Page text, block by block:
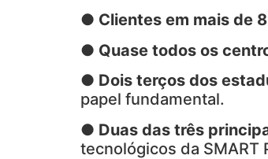
● Clientes em mais de
● Quase todos os
● Dois terços dos
papel fundamental.
● Duas das três
tecnológicos da SMART